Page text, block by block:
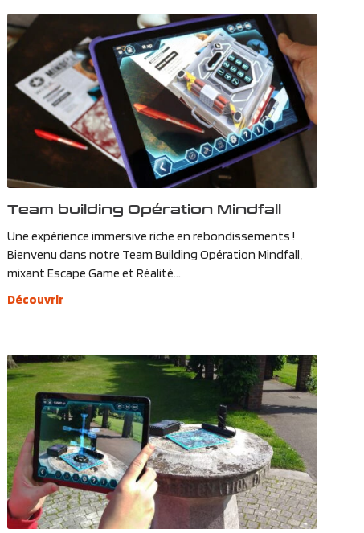
Team building Opération Mindfall
Une expérience immersive riche en rebondissements !
Bienvenu dans notre Team Building Opération Mindfall,
mixant Escape Game et Réalité...
Découvrir